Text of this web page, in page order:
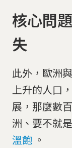
核心問
失
此外，歐洲
上升的人口
展，那麼數
洲、要不就是
溫飽 。